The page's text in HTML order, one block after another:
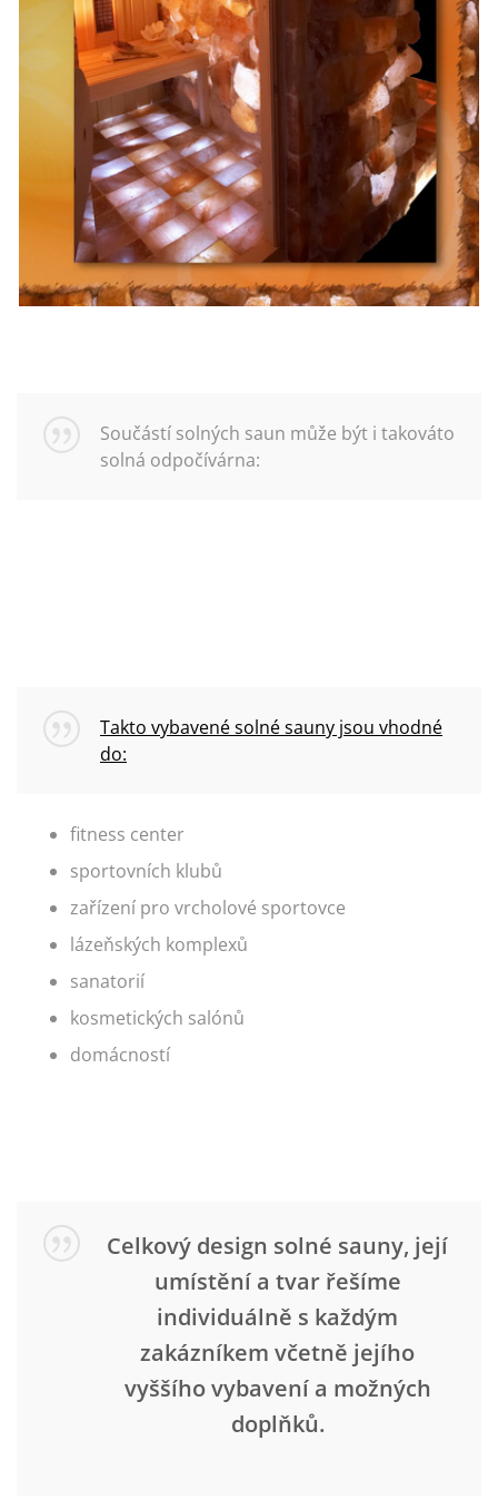
Součástí solných saun může být i takováto
solná odpočívárna:
Takto vybavené solné sauny jsou vhodné
do:
fitness center
sportovních klubů
zařízení pro vrcholové sportovce
lázeňských komplexů
sanatorií
kosmetických salónů
domácností
Celkový design solné sauny, její
umístění a tvar řešíme
individuálně s každým
zakázníkem včetně jejího
vyššího vybavení a možných
doplňků.